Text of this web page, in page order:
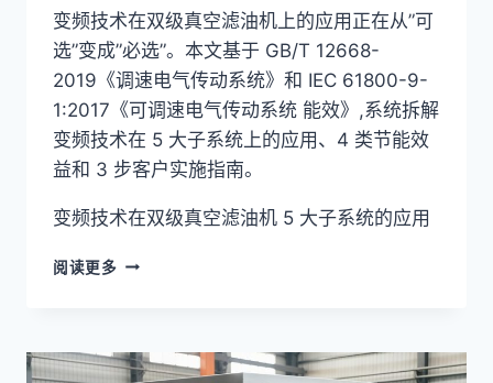
能
指
南
变频技术在双级真空滤油机上的应用正在从”可
选”变成”必选”。本文基于 GB/T 12668-
2019《调速电气传动系统》和 IEC 61800-9-
1:2017《可调速电气传动系统 能效》,系统拆解
变频技术在 5 大子系统上的应用、4 类节能效
益和 3 步客户实施指南。
变频技术在双级真空滤油机 5 大子系统的应用
阅读更多 变
5
大